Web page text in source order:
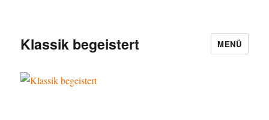
Klassik begeistert MENÜ